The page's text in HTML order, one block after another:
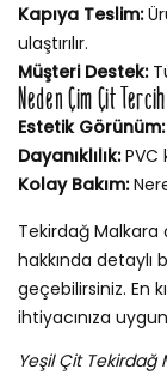
Kapıya Teslim:
ulaştırılır.
Müşteri Destek:
Neden Çim Çit
Estetik Görünüm:
Dayanıklılık:PVC
Kolay Bakım:
Tekirdağ
hakkında
geçebilirsiniz. En
ihtiyacınıza
Yeşil Çit